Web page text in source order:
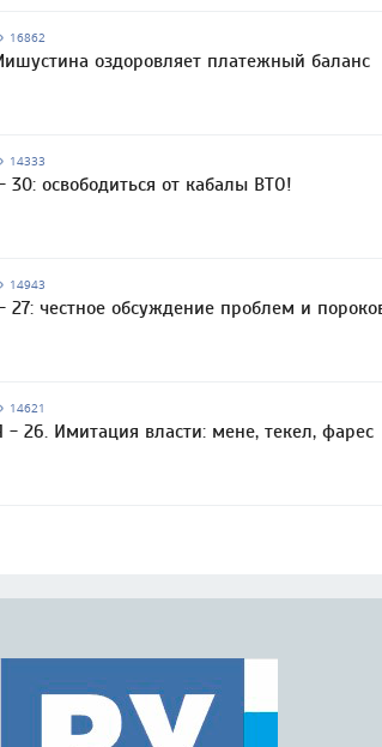
16862
оздоровляет платежный баланс
14333
30: освободиться от кабалы ВТО!
14943
27: честное обсуждение проблем и
14621
26. Имитация власти: мене, текел, фарес